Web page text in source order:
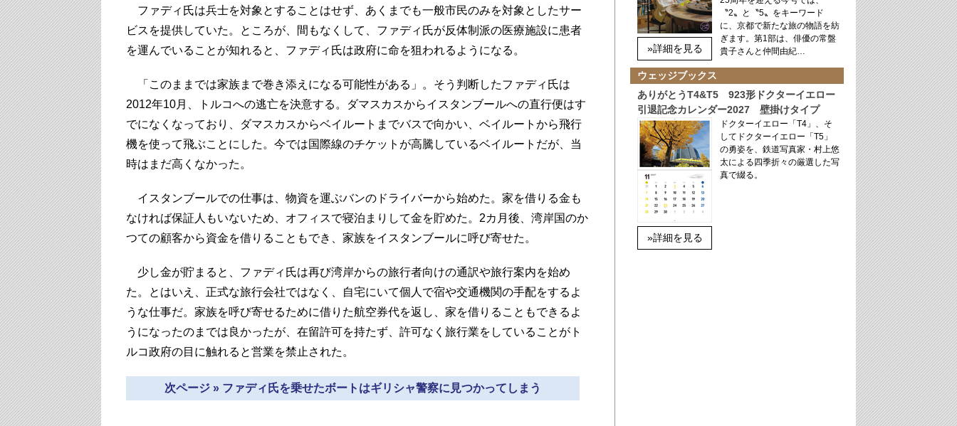
ファディ氏は兵士を対象とすることはせず、あくまでも一般市民のみを対象としたサー
ビスを提供していた。ところが、間もなくして、ファディ氏が反体制派の医療施設に患者
を運んでいることが知れると、ファディ氏は政府に命を狙われるようになる。
「このままでは家族まで巻き添えになる可能性がある」。そう判断したファディ氏は
2012年10月、トルコへの逃亡を決意する。ダマスカスからイスタンブールへの直行便はす
でになくなっており、ダマスカスからベイルートまでバスで向かい、ベイルートから飛行
機を使って飛ぶことにした。今では国際線のチケットが高騰しているベイルートだが、当
時はまだ高くなかった。
イスタンブールでの仕事は、物資を運ぶバンのドライバーから始めた。家を借りる金も
なければ保証人もいないため、オフィスで寝泊まりして金を貯めた。2カ月後、湾岸国のか
つての顧客から資金を借りることもでき、家族をイスタンブールに呼び寄せた。
少し金が貯まると、ファディ氏は再び湾岸からの旅行者向けの通訳や旅行案内を始め
た。とはいえ、正式な旅行会社ではなく、自宅にいて個人で宿や交通機関の手配をするよ
うな仕事だ。家族を呼び寄せるために借りた航空券代を返し、家を借りることもできるよ
うになったのまでは良かったが、在留許可を持たず、許可なく旅行業をしていることがト
ルコ政府の目に触れると営業を禁止された。
次ページ » ファディ氏を乗せたボートはギリシャ警察に見つかってしまう
»詳細を見る
〝2〟と〝5〟をキーワード
に、京都で新たな旅の物語を紡
ぎます。第1部は、俳優の常盤
貴子さんと仲間由紀…
ウェッジブックス
ありがとうT4&T5 923形ドクターイエロー
引退記念カレンダー2027 壁掛けタイプ
»詳細を見る
ドクターイエロー「T4」、そ
してドクターイエロー「T5」
の勇姿を、鉄道写真家・村上悠
太による四季折々の厳選した写
真で綴る。